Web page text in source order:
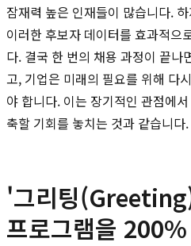
잠재력 높은 인재들이 많습니다.
이러한 후보자 데이터를 효과적으
다. 결국 한 번의 채용 과정이 끝나
고, 기업은 미래의 필요를 위해 다
야 합니다. 이는 장기적인 관점에
축할 기회를 놓치는 것과 같습니다.
'그리팅
프로그램을